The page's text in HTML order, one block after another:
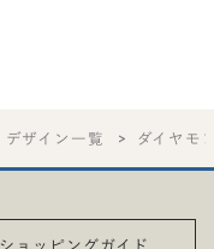
ザイン一覧 ダイヤモ